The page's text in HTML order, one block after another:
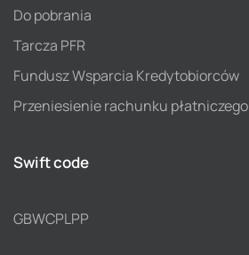
Do pobrania
Tarcza PFR
Fundusz Wsparcia Kredytobiorców
Przeniesienie rachunku płatniczego
Swift code
GBWCPLPP